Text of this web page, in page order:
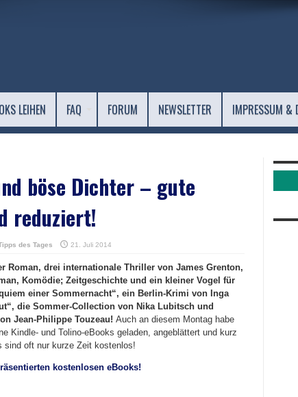
LEIHEN FAQ FORUM NEWSLETTER IMPRESSUM &
böse Dichter – gute
reduziert!
des Tages 21. Juli 2014
Roman, drei internationale Thriller von James Grenton,
Komödie; Zeitgeschichte und ein kleiner Vogel für
einer Sommernacht“, ein Berlin-Krimi von Inga
die Sommer-Collection von Nika Lubitsch und
Jean-Philippe Touzeau! Auch an diesem Montag habe
Kindle- und Tolino-eBooks geladen, angeblättert und kurz
sind oft nur kurze Zeit kostenlos!
kostenlosen eBooks!